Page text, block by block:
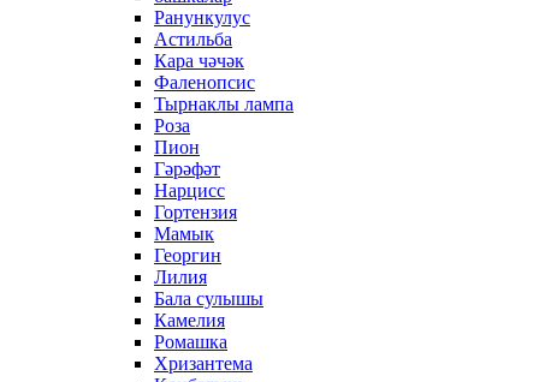
Ранункулус
Астильба
Кара чәчәк
Фаленопсис
Тырнаклы лампа
Роза
Пион
Гәрәфәт
Нарцисс
Гортензия
Мамык
Георгин
Лилия
Бала сулышы
Камелия
Ромашка
Хризантема